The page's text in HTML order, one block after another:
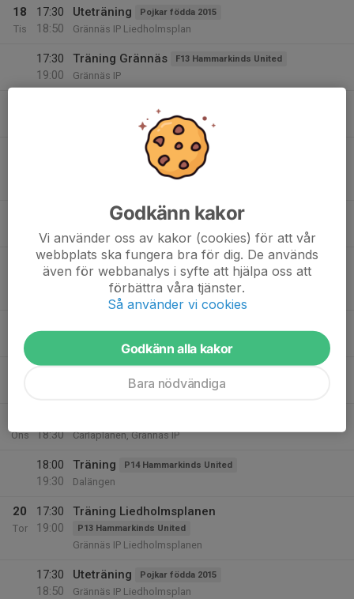
18
Tis
17:30
18:50
Uteträning Pojkar födda 2015
Grännäs IP Liedholmsplan
17:30
19:00
Träning Grännäs F13 Hammarkinds United
Grännäs IP
Grännäs IP Liedholmsplan
Träning pojkar 2018-2019
Pojkar födda 2018/2019
19:15
Träning Pojkar födda 2017
Grännäs, A-plan
18:30
19:45
Match mot IK Waria F13 Hammarkinds United
F13 C1 Höst
Dalängen
Ons
18:30
Carlaplanen, Grännäs IP
18:00
19:30
Träning P14 Hammarkinds United
Dalängen
20
Tor
17:30
19:00
Träning Liedholmsplanen
P13 Hammarkinds United
Grännäs IP Liedholmsplanen
17:30
18:50
Uteträning Pojkar födda 2015
Grännäs IP Liedholmsplan
Godkänn kakor
Vi använder oss av kakor (cookies) för att vår
webbplats ska fungera bra för dig. De används
även för webbanalys i syfte att hjälpa oss att
förbättra våra tjänster.
Så använder vi cookies
Godkänn alla kakor
Bara nödvändiga